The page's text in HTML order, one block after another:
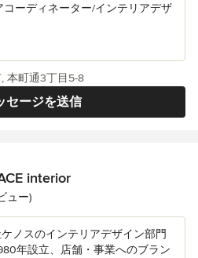
ーディネーター/インテリアデザ
セージを送信
本町通3丁目5-8
interior
ュー)
ノスのインテリアデザイン部門
年設立、店舗・事業へのブラン